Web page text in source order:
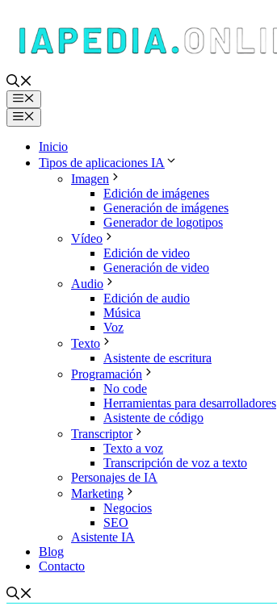
contenido
Menú
Menú
Inicio
Tipos de aplicaciones IA
Imagen
Edición de imágenes
Generación de imágenes
Generador de logotipos
Vídeo
Edición de video
Generación de video
Audio
Edición de audio
Música
Voz
Texto
Asistente de escritura
Programación
No code
Herramientas para desarrolladores
Asistente de código
Transcriptor
Texto a voz
Transcripción de voz a texto
Personajes de IA
Marketing
Negocios
SEO
Asistente IA
Blog
Contacto